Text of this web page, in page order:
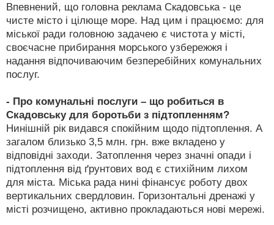
Впевнений, що головна реклама Скадовська - це
чисте місто і цілюще море. Над цим і працюємо: для
міської ради головною задачею є чистота у місті,
своєчасне прибирання морського узбережжя і
надання відпочиваючим безперебійних комунальних
послуг.
- Про комунальні послуги – що робиться в
Скадовську для боротьби з підтопленням?
Нинішній рік видався спокійним щодо підтоплення. А
загалом близько 3,5 млн. грн. вже вкладено у
відповідні заходи. Затоплення через значні опади і
підтоплення від ґрунтових вод є стихійним лихом
для міста. Міська рада нині фінансує роботу двох
вертикальних свердловин. Горизонтальні дренажі у
місті розчищено, активно прокладаються нові мережі.